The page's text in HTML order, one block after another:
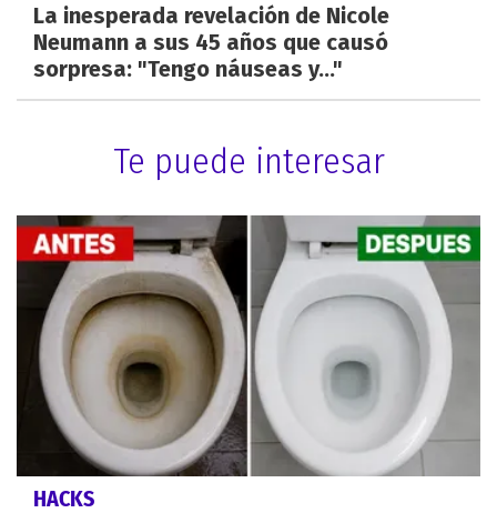
La inesperada revelación de Nicole
Neumann a sus 45 años que causó
sorpresa: "Tengo náuseas y..."
Te puede interesar
HACKS